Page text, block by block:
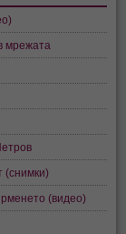
мрежата
(снимки)
(видео)